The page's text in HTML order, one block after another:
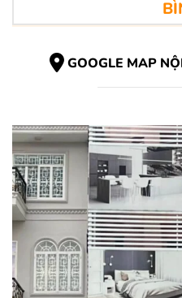
GOOGLE MAP